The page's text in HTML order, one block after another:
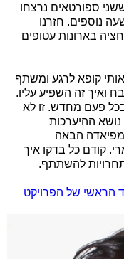
ספורטאים נרצחו
נוספים. חזרנו
בארונות עטופים
אותי קופא לרגע ומשתף
ואיך זה השפיע עליו.
פעם מחדש. זו לא
ההיערכות
הבאה
קודם כל בדקו איך
להשתתף.
הראשי של הפרויקט